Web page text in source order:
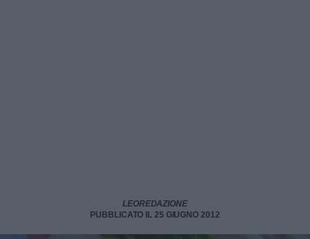
LEOREDAZIONE
PUBBLICATO IL 25 GIUGNO 2012